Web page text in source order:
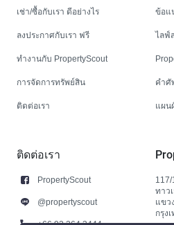
เช่า/ซื้อกับเรา ดีอย่างไร
ลงประกาศกับเรา ฟรี
ทำงานกับ PropertyScout
การจัดการทรัพย์สิน
ติดต่อเรา
ข้อแ
ไลฟ์
คำศั
แผน
ติดต่อเรา
PropertyScout
@propertyscout
ทาว
แขว
กรุง